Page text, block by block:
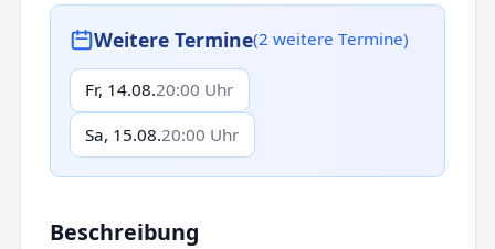
Weitere Termine(2 weitere Termine)
Fr, 14.08.20:00 Uhr
Sa, 15.08.20:00 Uhr
Beschreibung